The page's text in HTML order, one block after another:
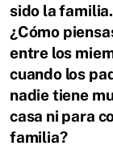
sido la
¿Cómo
entre los
cuando los
nadie tiene
casa ni para
familia?